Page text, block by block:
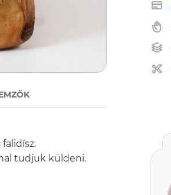
tudjuk küldeni.